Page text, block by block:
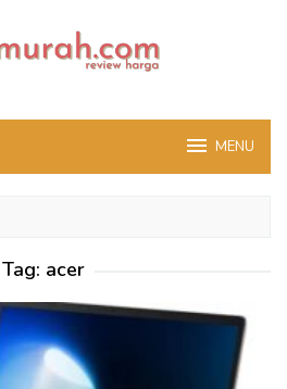
MENU
Tag: acer